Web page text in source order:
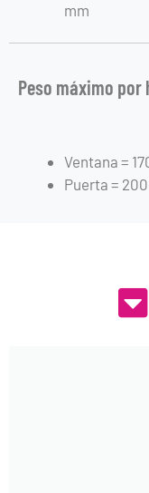
mm
Peso máximo por
Ventana =
Puerta =